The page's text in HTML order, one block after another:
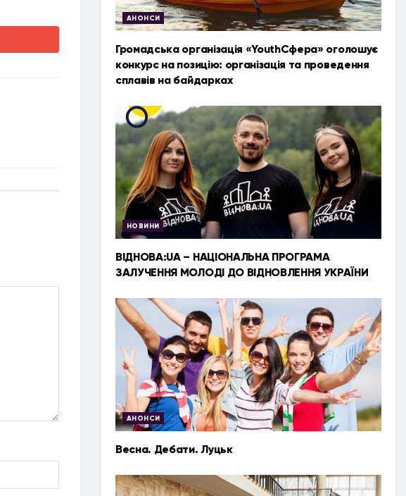
АНОНСИ
Громадська організація «YouthСфера» оголошує
конкурс на позицію: організація та проведення
сплавів на байдарках
НОВИНИ
ВІДНОВА:UA – НАЦІОНАЛЬНА ПРОГРАМА
ЗАЛУЧЕННЯ МОЛОДІ ДО ВІДНОВЛЕННЯ УКРАЇНИ
АНОНСИ
Весна. Дебати. Луцьк